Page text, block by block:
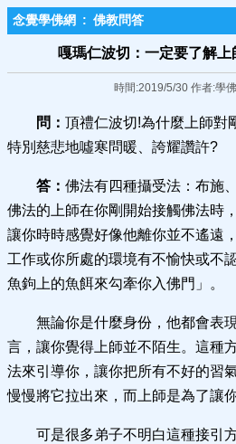
念覺學佛網 : 佛教問答
嘎瑪仁波切：一定要了解
時間:2019/5/30 作者:學
問： 頂禮仁波切!為什麼上師對
特別慈悲地噓寒問暖、誇耀讚許?
答： 佛法有四種攝受法：布施
佛法的上師在你剛開始接觸佛法時
讓你時時感覺好像他離你並不遙遠
工作或你所處的環境有不愉快或不
魚鉤上的魚餌來勾牽你入佛門」。
無論你是什麼身份，他都會表
言，讓你覺得上師並不陌生。這種
法來引導你，讓你把所有不好的習
慢慢將它拉出來，而上師是為了讓
可是很多弟子不明白這種接引